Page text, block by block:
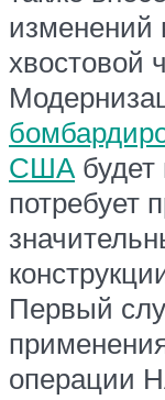
изменений
хвостовой
СШАбудет
потребует
Первый
операции